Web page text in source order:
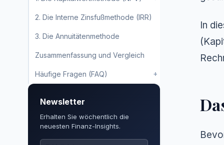
2. Die Interne Zinsfußmethode (IRR)
3. Die Annuitätenmethode
Zusammenfassung und Vergleich
+
Häufige Fragen (FAQ)
Newsletter
Erhalten Sie wöchentlich die
neuesten Finanz-Insights.
In